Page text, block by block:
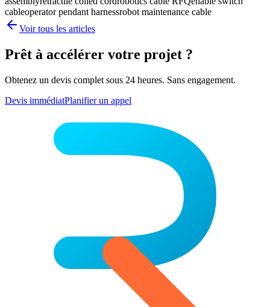
cableoperator pendant harnessrobot maintenance cable
Voir tous les articles
Prêt à accélérer votre projet ?
Obtenez un devis complet sous 24 heures. Sans engagement.
Devis immédiatPlanifier un appel